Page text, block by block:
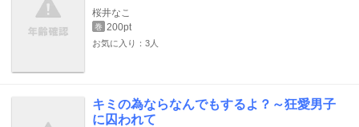
桜井なこ
巻 200pt
お気に入り：3人
キミの為ならなんでもするよ？～狂愛男子
に囚われて